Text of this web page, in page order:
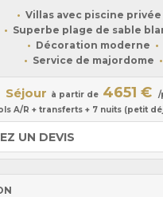
Villas avec piscine privée
Superbe plage de sable
Décoration moderne
Service de majordome
Séjour à partir de 4651 €
/
A/R + transferts + 7 nuits (petit
UN DEVIS